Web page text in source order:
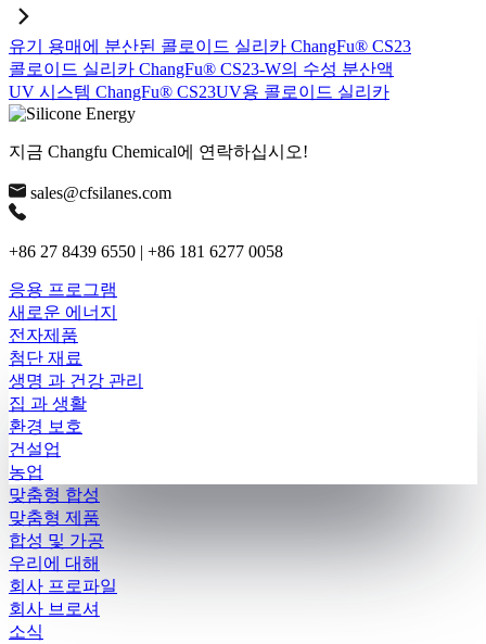
유기 용매에 분산된 콜로이드 실리카 ChangFu® CS23
콜로이드 실리카 ChangFu® CS23-W의 수성 분산액
UV 시스템 ChangFu® CS23UV용 콜로이드 실리카
지금 Changfu Chemical에 연락하십시오!
sales@cfsilanes.com
+86 27 8439 6550 | +86 181 6277 0058
응용 프로그램
새로운 에너지
전자제품
첨단 재료
생명 과 건강 관리
집 과 생활
환경 보호
건설업
농업
맞춤형 합성
맞춤형 제품
합성 및 가공
우리에 대해
회사 프로파일
회사 브로셔
소식